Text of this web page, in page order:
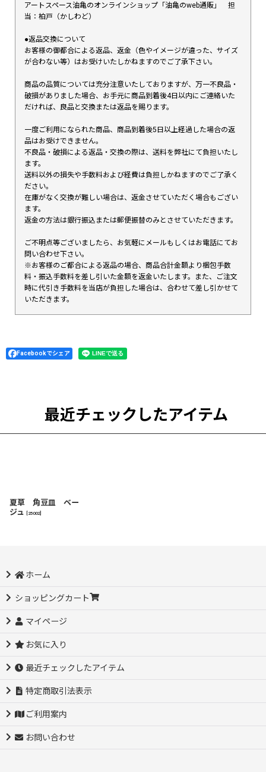
アートスペース油亀のオンラインショップ「油亀のweb通販」 担
当：柏戸（かしわど）
●返品交換について
お客様の御都合による返品、返金（色やイメージが違った、サイズ
が合わない等）はお受けいたしかねますのでご了承下さい。
商品の品質については充分注意いたしておりますが、万一不良品・
破損がありました場合、お手元に商品到着後4日以内にご連絡いた
だければ、良品と交換または返品を賜ります。
一度ご利用になられた商品、商品到着後5日以上経過した場合の返
品はお受けできません。
不良品・破損による返品・交換の際は、送料を弊社にて負担いたし
ます。
送料以外の損失や手数料および経費は負担しかねますのでご了承く
ださい。
在庫がなく交換が難しい場合は、返金させていただく場合もござい
ます。
返金の方法は銀行振込または郵便振替のみとさせていただきます。
ご不明点等ございましたら、お気軽にメールもしくはお電話にてお
問い合わせ下さい。
※お客様のご都合による返品の場合、商品合計金額より梱包手数
料・振込手数料を差し引いた金額を返金いたします。また、ご注文
時に代引き手数料を当店が負担した場合は、合わせて差し引かせて
いただきます。
Facebookでシェア
最近チェックしたアイテム
夏草 角豆皿 ベー
ジュ
25002]
ホーム
ショッピングカート
マイページ
お気に入り
最近チェックしたアイテム
特定商取引法表示
ご利用案内
お問い合わせ